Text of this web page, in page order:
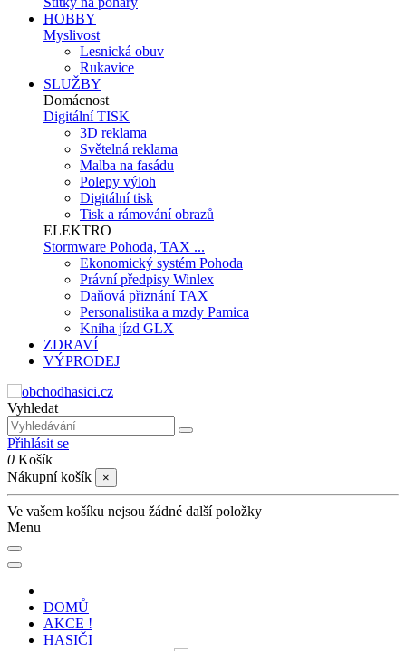
HOBBY
Myslivost
Lesnická obuv
Rukavice
SLUŽBY
Domácnost
Digitální TISK
3D reklama
Světelná reklama
Malba na fasádu
Polepy výloh
Digitální tisk
Tisk a rámování obrazů
ELEKTRO
Stormware Pohoda, TAX ...
Ekonomický systém Pohoda
Právní předpisy Winlex
Daňová přiznání TAX
Personalistika a mzdy Pamica
Kniha jízd GLX
ZDRAVÍ
VÝPRODEJ
Vyhledat
Přihlásit se
0 Košík
Nákupní košík
×
Ve vašem košíku nejsou žádné další položky
Menu
DOMŮ
AKCE !
HASIČI